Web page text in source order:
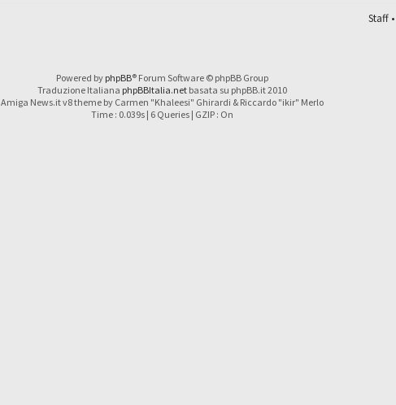
Staff•
Powered by phpBB® Forum Software © phpBB Group
Traduzione Italiana phpBBItalia.netbasata su phpBB.it 2010
Amiga News.it v8 theme by Carmen "Khaleesi" Ghirardi & Riccardo "ikir" Merlo
Time : 0.039s | 6 Queries | GZIP : On